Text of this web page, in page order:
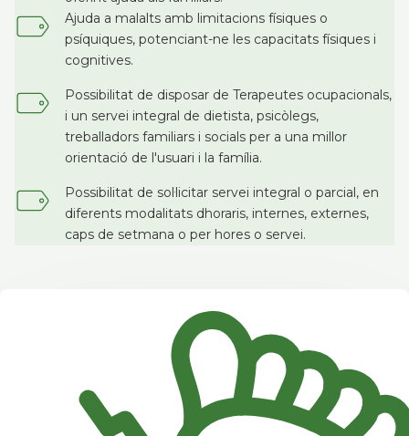
Ajuda a malalts amb limitacions físiques o
psíquiques, potenciant-ne les capacitats físiques i
cognitives.
Possibilitat de disposar de Terapeutes ocupacionals,
i un servei integral de dietista, psicòlegs,
treballadors familiars i socials per a una millor
orientació de l'usuari i la família.
Possibilitat de sol·licitar servei integral o parcial, en
diferents modalitats dhoraris, internes, externes,
caps de setmana o per hores o servei.